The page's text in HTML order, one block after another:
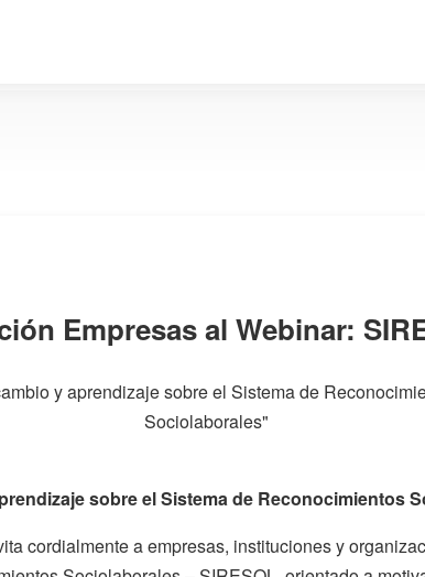
Empresas al Webinar:
y aprendizaje sobre el Sistema de
Sociolaborales"
sobre el Sistema de Reconocimientos
cordialmente a empresas, instituciones y